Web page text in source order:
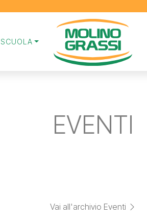
SCUOLA
EVENTI
Vai all'archivio Eventi